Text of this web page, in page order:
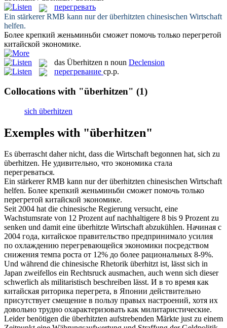
перегревать
Ein stärkerer RMB kann nur derüberhitzten chinesischen Wirtschaft
helfen.
Более крепкий женьминьби сможет помочь только перегретой
китайской экономике.
das Überhitzen n noun Declension
перегревание ср.р.
Collocations with "überhitzen" (1)
sich überhitzen
Exemples with "überhitzen"
Es überrascht daher nicht, dass die Wirtschaft begonnen hat, sich zu
überhitzen. Не удивительно, что экономика стала
перегреваться.
Ein stärkerer RMB kann nur derüberhitzten chinesischen Wirtschaft
helfen. Более крепкий женьминьби сможет помочь только
перегретой китайской экономике.
Seit 2004 hat die chinesische Regierung versucht, eine
Wachstumsrate von 12 Prozent auf nachhaltigere 8 bis 9 Prozent zu
senken und damit eine überhitzte Wirtschaft abzukühlen. Начиная с
2004 года, китайское правительство предпринимало усилия
по охлаждению перегревающейся экономики посредством
снижения темпа роста от 12% до более рациональных 8-9%.
Und während die chinesische Rhetorik überhitztist, lässt sich in
Japan zweifellos ein Rechtsruck ausmachen, auch wenn sich dieser
schwerlich als militaristisch beschreiben lässt. И в то время как
китайская риторика перегрета, в Японии действительно
присутствует смещение в пользу правых настроений, хотя их
довольно трудно охарактеризовать как милитаристические.
Leider benötigen die überhitzten aufstrebenden Märkte just zu einem